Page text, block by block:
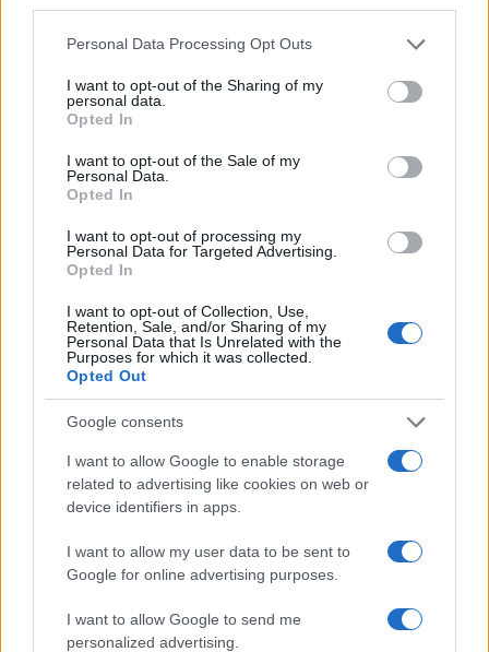
Please note that this website/app uses one or more Google
not limited to your visit or usage behaviour. You may click to
grant or deny consent to Google and its third-party tags to
use your data for below specified purposes in below Google
consent section.
Personal Data Processing Opt Outs
I want to opt-out of the Sharing of my
personal data.
Opted In
I want to opt-out of the Sale of my
Personal Data.
Opted In
I want to opt-out of processing my
Personal Data for Targeted Advertising.
Opted In
I want to opt-out of Collection, Use,
Retention, Sale, and/or Sharing of my
Personal Data that Is Unrelated with the
Purposes for which it was collected.
Opted Out
Google consents
I want to allow Google to enable storage
related to advertising like cookies on web or
device identifiers in apps.
I want to allow my user data to be sent to
Google for online advertising purposes.
I want to allow Google to send me
personalized advertising.
Ozono e caldo urbano: difendere pelle e vie
respiratorie
Beatrice Bonaventura · 9 Ago 2026
SALUTE
Piano anti-caldo: idratazione smart, outfit freschi e
Matteo Pellegrino · 9 Ago 2026